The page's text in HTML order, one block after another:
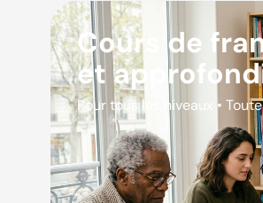
Cours de
et
Pour tous les niveaux •